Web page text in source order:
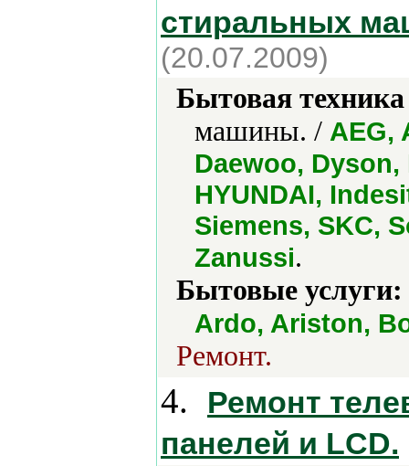
стиральных
(20.07.2009)
Бытовая
машины. / AEG,
Daewoo,
HYUNDAI,
Siemens, SKC,
Zanussi.
Бытовые услуги:
Ardo, Ariston,
Ремонт.
4.
Ремонт
панелей и LCD.